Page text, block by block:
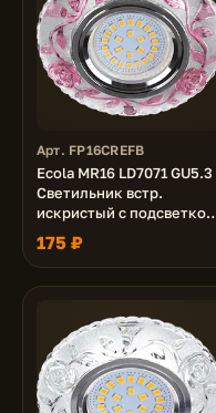
Арт. FP16CREFB
Ecola MR16 LD7071 GU5.3
Светильник встр.
искристый с подсветкой
"Розы" Прозрачный и
Розовый / Хром 25x95
175 ₽